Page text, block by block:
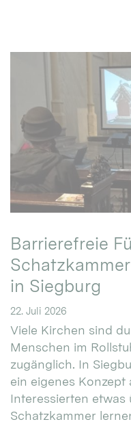
Barrierefreie
in Siegburg
22. Juli 2026
Viele Kirchen sind
Menschen im
zugänglich. In
ein eigenes Konzept
Interessierten etwas
Schatzkammer